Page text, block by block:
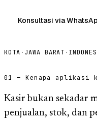
Konsultasi via
KOTA · JAWA BARAT ·
01 — Kenapa aplikasi
Kasir bukan sekadar
penjualan, stok, dan